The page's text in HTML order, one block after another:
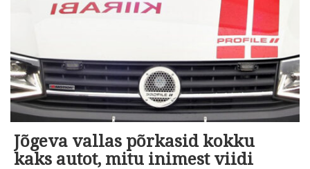
Jõgeva vallas põrkasid kokku
kaks autot, mitu inimest viidi